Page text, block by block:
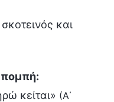
και
κείται» (Α΄